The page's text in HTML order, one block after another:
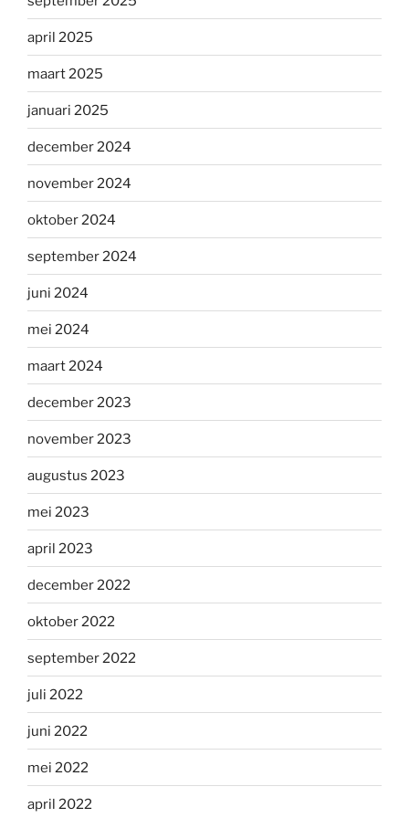
april 2025
maart 2025
januari 2025
december 2024
november 2024
oktober 2024
september 2024
juni 2024
mei 2024
maart 2024
december 2023
november 2023
augustus 2023
mei 2023
april 2023
december 2022
oktober 2022
september 2022
juli 2022
juni 2022
mei 2022
april 2022